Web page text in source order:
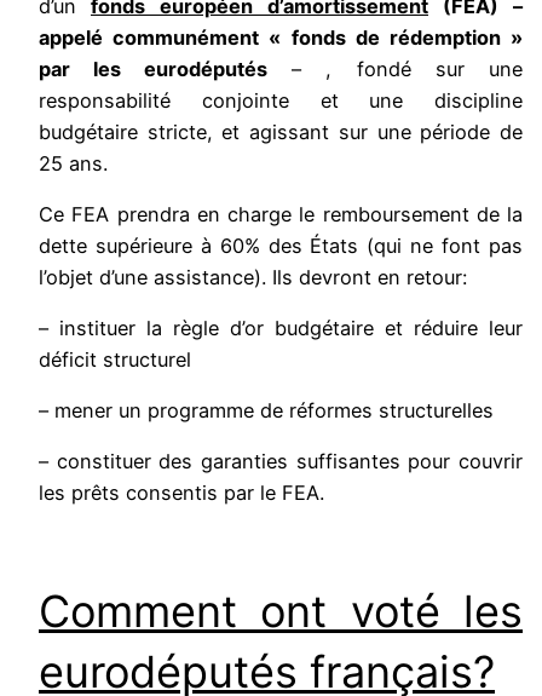
d’un fonds européen d’amortissement (FEA) –
appelé communément « fonds de rédemption »
par les eurodéputés – , fondé sur une
responsabilité conjointe et une discipline
budgétaire stricte, et agissant sur une période de
25 ans.
Ce FEA prendra en charge le remboursement de la
dette supérieure à 60% des États (qui ne font pas
l’objet d’une assistance). Ils devront en retour:
– instituer la règle d’or budgétaire et réduire leur
déficit structurel
– mener un programme de réformes structurelles
– constituer des garanties suffisantes pour couvrir
les prêts consentis par le FEA.
Comment ont voté les
eurodéputés français?